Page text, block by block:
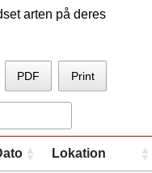
arten på deres
PDF Print
Lokation